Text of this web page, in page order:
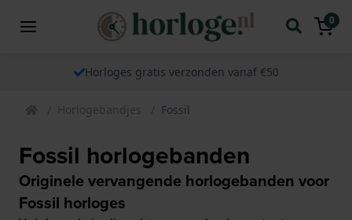
0
Horloges gratis verzonden vanaf €50
Horlogebandjes Fossil
Fossil horlogebanden
Originele vervangende horlogebanden voor
Fossil horloges